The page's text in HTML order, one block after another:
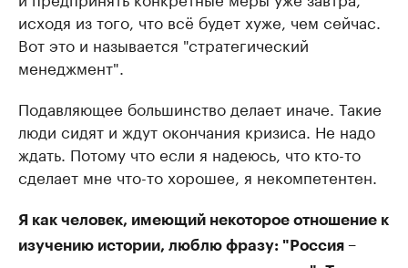
исходя из того, что всё будет хуже, чем сейчас.
Вот это и называется "стратегический
менеджмент".
Подавляющее большинство делает иначе. Такие
люди сидят и ждут окончания кризиса. Не надо
ждать. Потому что если я надеюсь, что кто-то
сделает мне что-то хорошее, я некомпетентен.
Я как человек, имеющий некоторое отношение к
изучению истории, люблю фразу: "Россия –